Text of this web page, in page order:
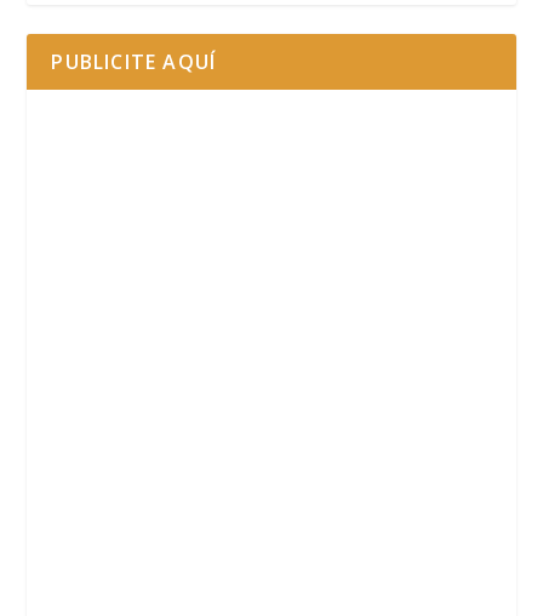
PUBLICITE AQUÍ